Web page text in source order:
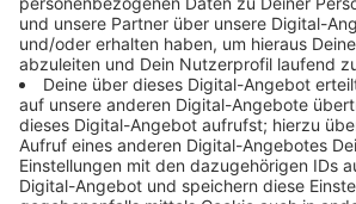
Forum wird die Außenbeleuchtung
jeweiligen Veranstaltungsende
Schloss Morsbroich nach dem Ende
Auf das Abschalten von kompletten
will die Stadt wegen der aktuellen
Weitere Energie sparen will die Stadt
einzelne Fußgängerampeln in Tempo